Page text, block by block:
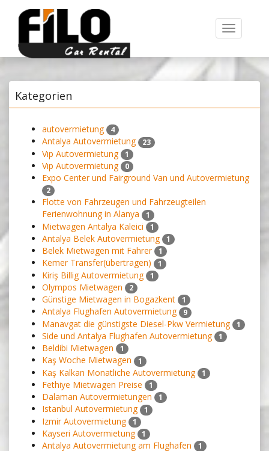
Toggle
navigation
Kategorien
autovermietung 4
Antalya Autovermietung 23
Vıp Autovermietung 1
Vıp Autovermietung 0
Expo Center und Fairground Van und Autovermietung
2
Flotte von Fahrzeugen und Fahrzeugteilen
Ferienwohnung in Alanya
1
Mietwagen Antalya Kaleici 1
Antalya Belek Autovermietung 1
Belek Mietwagen mit Fahrer 1
Kemer Transfer(übertragen) 1
Kiriş Billig Autovermietung 1
Olympos Mietwagen 2
Günstige Mietwagen in Bogazkent 1
Antalya Flughafen Autovermietung 9
Manavgat die günstigste Diesel-Pkw Vermietung 1
Side und Antalya Flughafen Autovermietung 1
Beldibi Mietwagen 1
Kaş Woche Mietwagen 1
Kaş Kalkan Monatliche Autovermietung 1
Fethiye Mietwagen Preise 1
Dalaman Autovermietungen 1
Istanbul Autovermietung 1
Izmir Autovermietung 1
Kayseri Autovermietung 1
Antalya Autovermietung am Flughafen 1